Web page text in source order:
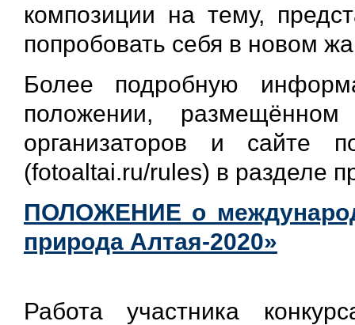
композиции на тему,
попробовать себя в новом
Более подробную
положении,
организаторов и сайте
(fotoaltai.ru/rules) в разделе
ПОЛОЖЕНИЕ о
природа Алтая-2020»
Работа участника